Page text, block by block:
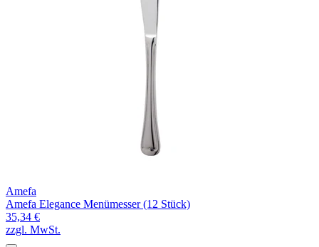
Amefa
Amefa Elegance Menümesser (12 Stück)
35,34 €
zzgl. MwSt.